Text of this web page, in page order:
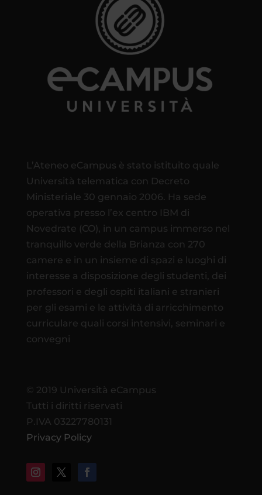
L’Ateneo eCampus è stato istituito quale
Università telematica con Decreto
Ministeriale 30 gennaio 2006. Ha sede
operativa presso l’ex centro IBM di
Novedrate (CO), in un campus immerso nel
tranquillo verde della Brianza con 270
camere e in un insieme di spazi e luoghi di
interesse a disposizione degli studenti, dei
professori e degli ospiti italiani e stranieri
per gli esami e le attività di arricchimento
curriculare quali corsi intensivi, seminari e
convegni
© 2019 Università eCampus
Tutti i diritti riservati
P.IVA 03227780131
Privacy Policy